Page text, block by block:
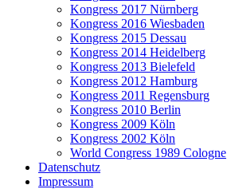
Kongress 2017 Nürnberg
Kongress 2016 Wiesbaden
Kongress 2015 Dessau
Kongress 2014 Heidelberg
Kongress 2013 Bielefeld
Kongress 2012 Hamburg
Kongress 2011 Regensburg
Kongress 2010 Berlin
Kongress 2009 Köln
Kongress 2002 Köln
World Congress 1989 Cologne
Datenschutz
Impressum